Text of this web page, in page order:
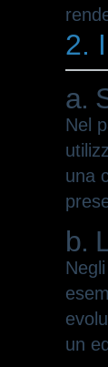
2.
a.
Nel
una
b.
un